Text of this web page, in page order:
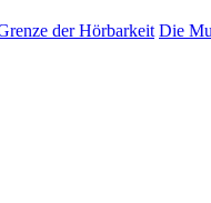
der Hörbarkeit Die